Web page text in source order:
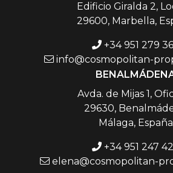
Edificio Giralda 2,
29600, Marbella,
+34 951 279
info@cosmopolitan-
Avda. de Mijas 1,
29630,
Málaga, España
+34 951 247
elena@cosmopolitan-